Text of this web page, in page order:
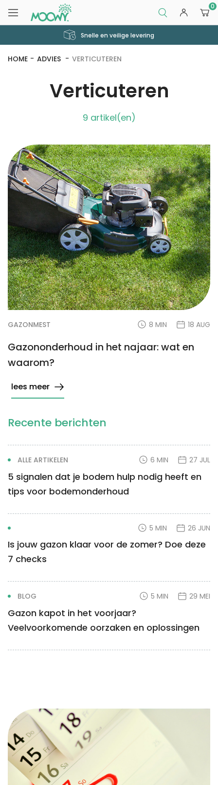
0
Snelle en veilige levering
HOME ADVIES VERTICUTEREN
Verticuteren
9 artikel(en)
GAZONMEST 8 MIN 18 AUG
Gazononderhoud in het najaar: wat en
waarom?
lees meer
Recente berichten
ALLE ARTIKELEN 6 MIN 27 JUL
5 signalen dat je bodem hulp nodig heeft en
tips voor bodemonderhoud
5 MIN 26 JUN
Is jouw gazon klaar voor de zomer? Doe deze
7 checks
BLOG 5 MIN 29 MEI
Gazon kapot in het voorjaar?
Veelvoorkomende oorzaken en oplossingen